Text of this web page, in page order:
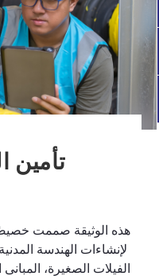
تأمين
هذه الوثيقة صممت
لإنشاءات الهندسة
الفيلات الصغيرة، المبانى